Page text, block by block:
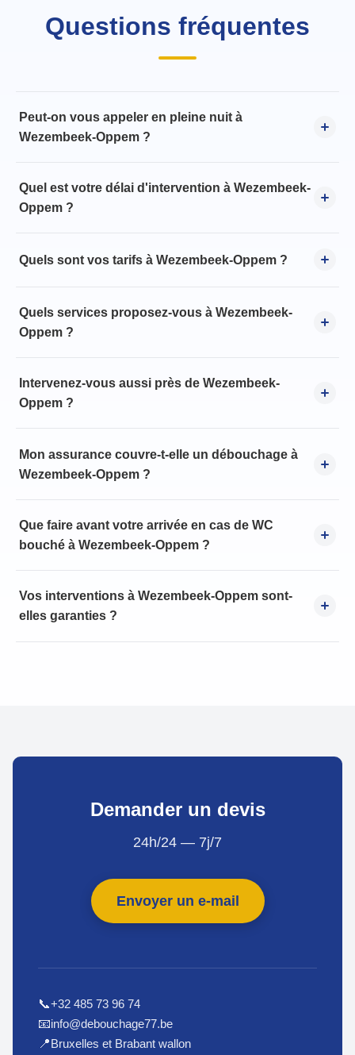
Questions fréquentes
Peut-on vous appeler en pleine nuit à
Wezembeek-Oppem ?
Quel est votre délai d'intervention à Wezembeek-
Oppem ?
Quels sont vos tarifs à Wezembeek-Oppem ?
Quels services proposez-vous à Wezembeek-
Oppem ?
Intervenez-vous aussi près de Wezembeek-
Oppem ?
Mon assurance couvre-t-elle un débouchage à
Wezembeek-Oppem ?
Que faire avant votre arrivée en cas de WC
bouché à Wezembeek-Oppem ?
Vos interventions à Wezembeek-Oppem sont-
elles garanties ?
Demander un devis
24h/24 — 7j/7
Envoyer un e-mail
📞+32 485 73 96 74
📧info@debouchage77.be
📍Bruxelles et Brabant wallon